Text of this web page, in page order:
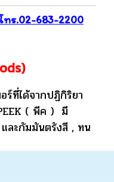
ทร.02-683-2200
ร์ที่ได้จากปฏิกิริยา
( พีค ) มี
ะกัมมันตรังสี , ทน